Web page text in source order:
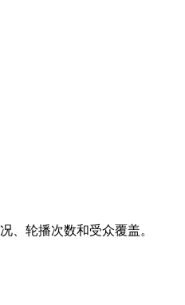
、轮播次数和受众覆盖。